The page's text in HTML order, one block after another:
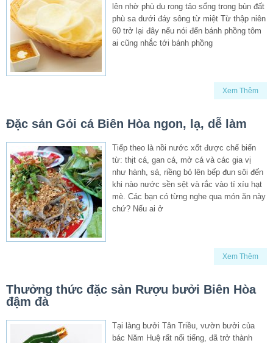
lên nhờ phù du rong tảo sổng trong bùn đất
phù sa dưới đáy sông từ miệt Từ thập niên
60 trở lại đây nếu nói đến bánh phồng tôm
ai cũng nhắc tới bánh phồng
Xem Thêm
Đặc sản Gỏi cá Biên Hòa ngon, lạ, dễ làm
Tiếp theo là nồi nước xốt được chế biến
từ: thịt cá, gan cá, mở cá và các gia vị
như hành, sả, riềng bỏ lên bếp đun sôi đến
khi nào nước sền sệt và rắc vào tí xíu hạt
mè. Các bạn có từng nghe qua món ăn này
chứ? Nếu ai ở
Xem Thêm
Thưởng thức đặc sản Rượu bưởi Biên Hòa
đậm đà
Tại làng bưởi Tân Triều, vườn bưởi của
bác Năm Huệ rất nổi tiếng, đã trở thành